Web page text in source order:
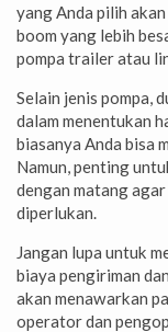
yang Anda pilih
boom yang lebih
pompa trailer atau
Selain jenis pompa,
dalam menentukan
biasanya Anda bisa
Namun, penting
dengan matang
diperlukan.
Jangan lupa untuk
biaya pengiriman
akan menawarkan
operator dan